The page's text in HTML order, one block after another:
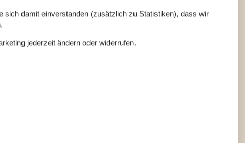
sich damit einverstanden (zusätzlich zu Statistiken), dass wir
jederzeit ändern oder widerrufen.